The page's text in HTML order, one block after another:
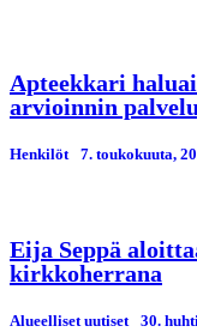
Apteekkari
arvioinnin
Henkilöt 7. toukokuuta,
Eija Seppä
kirkkoherrana
Alueelliset uutiset 30.